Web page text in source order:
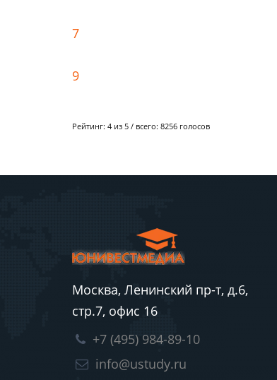
7
9
Рейтинг: 4 из 5 / всего: 8256 голосов
Москва, Ленинский пр-т, д.6,
стр.7, офис 16
+7 (495) 984-89-10
info@ustudy.ru